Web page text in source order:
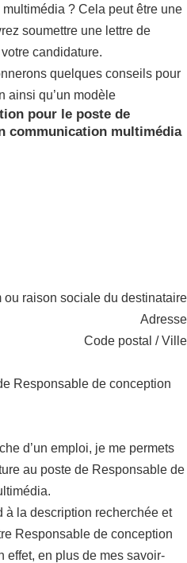
? Cela peut être une
soumettre une lettre de
candidature.
quelques conseils pour
ainsi qu’un modèle
pour le poste de
communication multimédia
ou raison sociale du destinataire
Adresse
Code postal / Ville
Responsable de conception
d’un emploi, je me permets
au poste de Responsable de
à la description recherchée et
Responsable de conception
effet, en plus de mes savoir-